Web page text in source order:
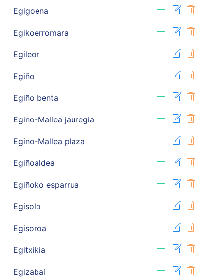
Egigoena
Egikoerromara
Egileor
Egiño
Egiño benta
Egino-Mallea jauregia
Egino-Mallea plaza
Egiñoaldea
Egiñoko esparrua
Egisolo
Egisoroa
Egitxikia
Egizabal